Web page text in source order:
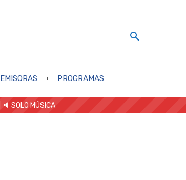
EMISORAS PROGRAMAS
🔈 SOLO MÚSICA